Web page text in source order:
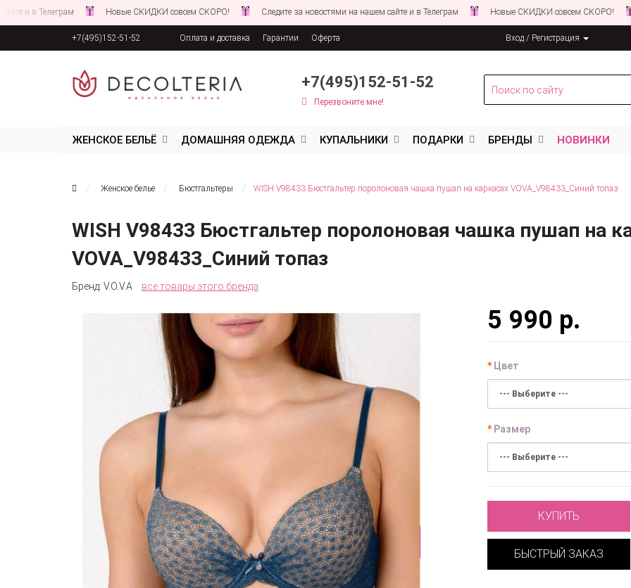
Новые СКИДКИ совсем СКОРО! Следите за новостями на нашем сайте и в Телеграм Новые СКИДКИ совсем СКОРО!
+7(495)152-51-52 Оплата и доставка Гарантии Оферта Вход / Регистрация
+7(495)152-51-52
Перезвоните мне!
ЖЕНСКОЕ БЕЛЬЁ ДОМАШНЯЯ ОДЕЖДА КУПАЛЬНИКИ ПОДАРКИ БРЕНДЫ НОВИНКИ
Женское белье Бюстгальтеры WISH V98433 Бюстгальтер поролоновая чашка пушап на каркасах VOVA_V98433_Синий топаз
WISH V98433 Бюстгальтер поролоновая чашка пушап на
VOVA_V98433_Синий топаз
Бренд: V.O.V.A все товары этого бренда
5 990 р.
Цвет
Размер
КУПИТЬ
БЫСТРЫЙ ЗАКАЗ